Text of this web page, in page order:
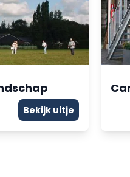
Bekijk uitje